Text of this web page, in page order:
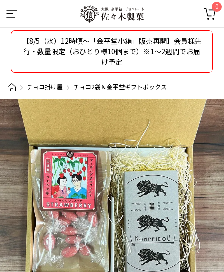
0
【8/5（水）12時頃〜「金平堂小箱」販売再開】会員様先
行・数量限定（おひとり様10個まで）※1～2週間でお届
け予定
チョコ掛け屋 チョコ2袋＆金平堂ギフトボックス